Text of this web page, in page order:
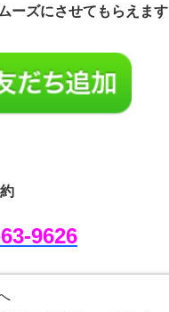
ーズにさせてもらえます
9626